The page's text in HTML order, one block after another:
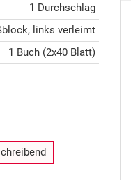
1 Durchschlag
links verleimt
1 Buch (2x40 Blatt)